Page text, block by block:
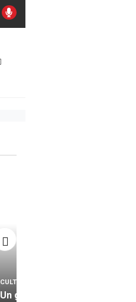
CULTURA
Un gioiello in fondo al